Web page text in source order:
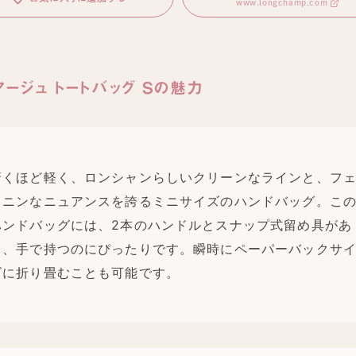
www.longchamp.com
ージュ トートバッグ Sの魅力
ほど軽く、ロンシャンらしいクリーンなラインと、フェ
ンなニュアンスを誇るミニサイズのハンドバッグ。この
ドバッグには、2本のハンドルとスナップ式留め具があ
手で持つのにぴったりです。瞬時にペーパーバックサイ
折り畳むことも可能です。